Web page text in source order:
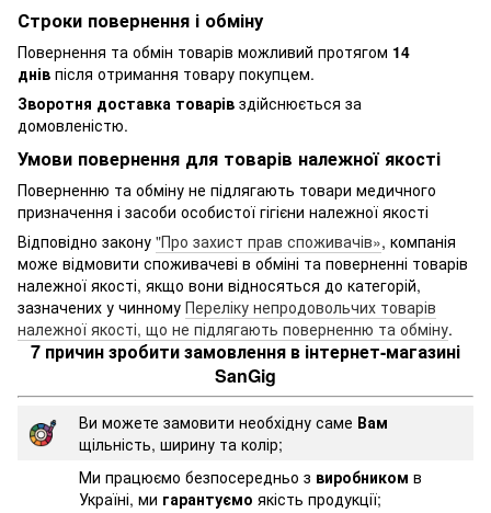
Строки повернення і обміну
Повернення та обмін товарів можливий протягом 14
днів після отримання товару покупцем.
Зворотня доставка товарів здійснюється за
домовленістю.
Умови повернення для товарів належної якості
Поверненню та обміну не підлягають товари медичного
призначення і засоби особистої гігієни належної якості
Відповідно закону "Про захист прав споживачів», компанія
може відмовити споживачеві в обміні та поверненні товарів
належної якості, якщо вони відносяться до категорій,
зазначених у чинному Переліку непродовольчих товарів
належної якості, що не підлягають поверненню та обміну.
7 причин зробити замовлення в інтернет-магазині
SanGig
Ви можете замовити необхідну саме Вам
щільність, ширину та колір;
Ми працюємо безпосередньо з виробником в
Україні, ми гарантуємо якість продукції;